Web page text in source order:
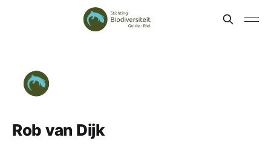
Rob van Dijk